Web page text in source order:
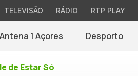
TELEVISÃO RÁDIO RTP PLAY
1 Açores Desporto
de Estar Só